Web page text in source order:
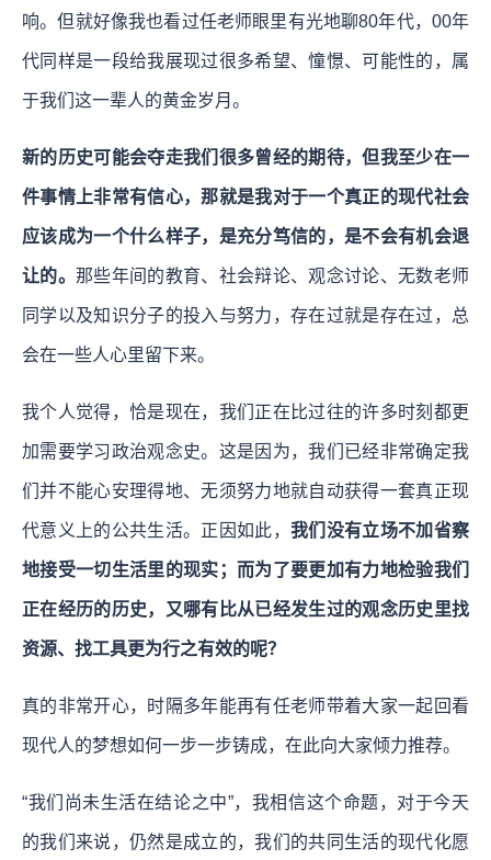
响。但就好像我也看过任老师眼里有光地聊80年代，00年
代同样是一段给我展现过很多希望、憧憬、可能性的，属
于我们这一辈人的黄金岁月。
新的历史可能会夺走我们很多曾经的期待，但我至少在一
件事情上非常有信心，那就是我对于一个真正的现代社会
应该成为一个什么样子，是充分笃信的，是不会有机会退
让的。 那些年间的教育、社会辩论、观念讨论、无数老师
同学以及知识分子的投入与努力，存在过就是存在过，总
会在一些人心里留下来。
我个人觉得，恰是现在，我们正在比过往的许多时刻都更
加需要学习政治观念史。这是因为，我们已经非常确定我
们并不能心安理得地、无须努力地就自动获得一套真正现
代意义上的公共生活。正因如此， 我们没有立场不加省察
地接受一切生活里的现实；而为了要更加有力地检验我们
正在经历的历史，又哪有比从已经发生过的观念历史里找
资源、找工具更为行之有效的呢？
真的非常开心，时隔多年能再有任老师带着大家一起回看
现代人的梦想如何一步一步铸成，在此向大家倾力推荐。
“我们尚未生活在结论之中”，我相信这个命题，对于今天
的我们来说，仍然是成立的，我们的共同生活的现代化愿